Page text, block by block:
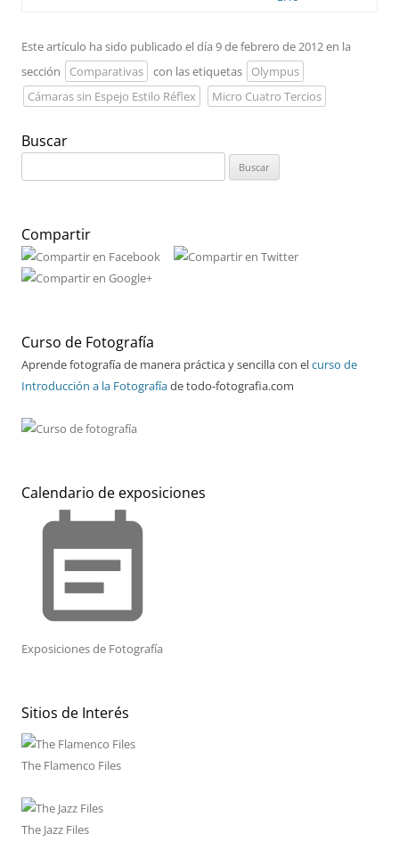
Este artículo ha sido publicado el día 9 de febrero de 2012 en la
sección
Comparativas con las etiquetas
Olympus
Cámaras sin Espejo Estilo Réflex
Micro Cuatro Tercios
Buscar
Compartir
Curso de Fotografía
Aprende fotografía de manera práctica y sencilla con elcurso de
Introducción a la Fotografíade todo-fotografia.com
Calendario de exposiciones
event_note
Exposiciones de Fotografía
Sitios de Interés
The Flamenco Files
The Jazz Files